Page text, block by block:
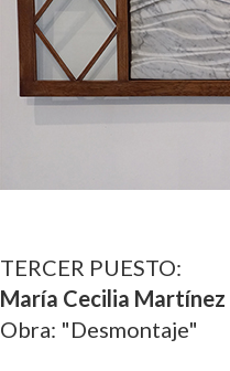
TERCER PUESTO:
María Cecilia Martínez
Obra: "Desmontaje"